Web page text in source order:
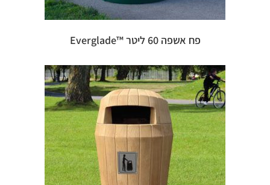
פח אשפה 60 ליטר ™Everglade